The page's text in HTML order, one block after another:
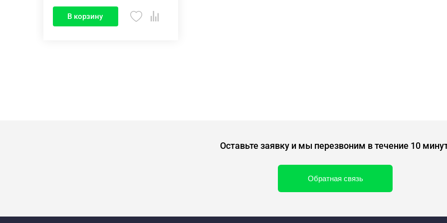
В корзину
Оставьте заявку и мы перезвоним в течение 10
Обратная связь